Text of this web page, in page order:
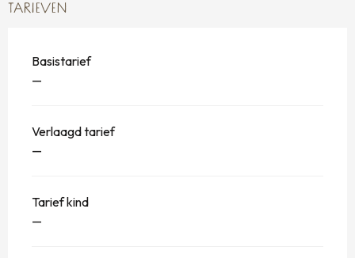
TARIEVEN
Basistarief
—
Verlaagd tarief
—
Tarief kind
—